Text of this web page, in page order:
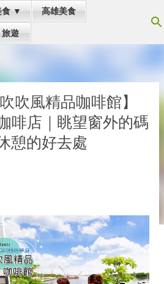
到主要內容
食 ▼ 高雄美食
旅遊
吹風精品咖啡館】
啡店｜眺望窗外的碼
憩的好去處